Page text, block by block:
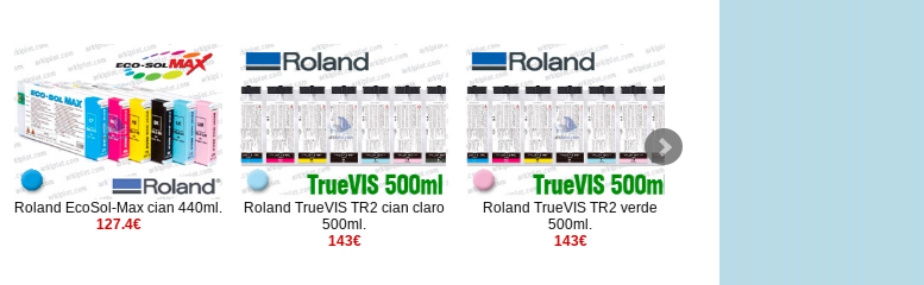
Roland EcoSol-Max cian 440ml.
127.4€
Roland TrueVIS TR2 cian claro
500ml.
143€
Roland TrueVIS TR2 verde
500ml.
143€